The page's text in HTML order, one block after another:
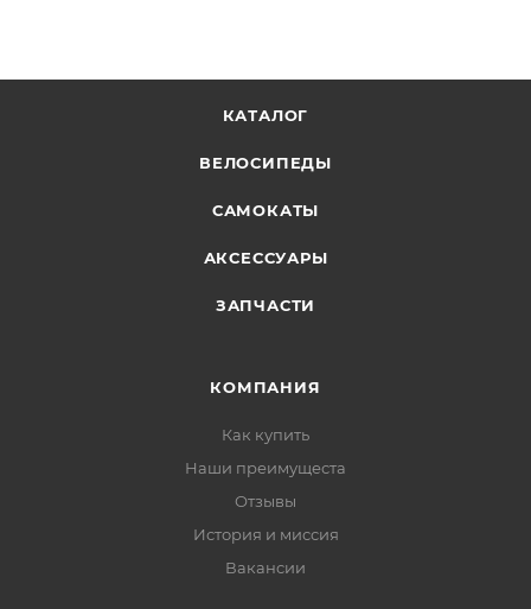
КАТАЛОГ
ВЕЛОСИПЕДЫ
САМОКАТЫ
АКСЕССУАРЫ
ЗАПЧАСТИ
КОМПАНИЯ
Как купить
Наши преимущеста
Отзывы
История и миссия
Вакансии